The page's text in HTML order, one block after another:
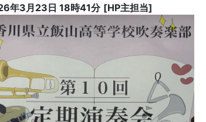
年3月23日 18時41分 [HP主担当]